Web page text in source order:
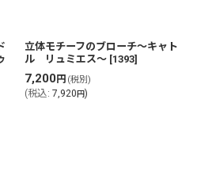
立体モチーフのブローチ〜キャト
ル リュミエス〜 [1393]
7,200円 (税別)
(税込: 7,920円)